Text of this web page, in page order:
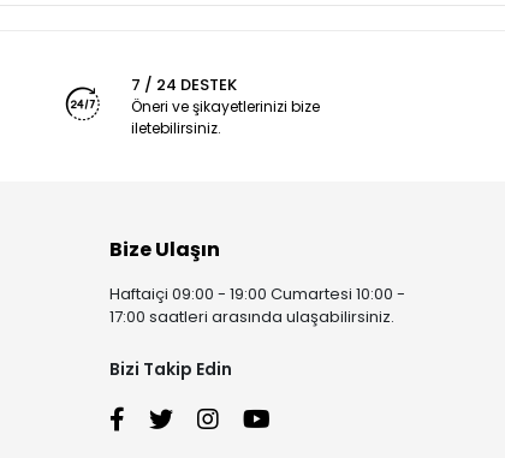
7 / 24 DESTEK
Öneri ve şikayetlerinizi bize
iletebilirsiniz.
Bize Ulaşın
Haftaiçi 09:00 - 19:00 Cumartesi 10:00 -
17:00 saatleri arasında ulaşabilirsiniz.
Bizi Takip Edin